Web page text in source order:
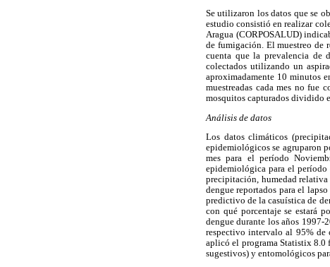
Se utilizaron los datos que se
estudio consistió en realizar
Aragua (CORPOSALUD)
de fumigación. El muestreo de
cuenta que la prevalencia de
colectados utilizando un
aproximadamente 10 minutos
muestreadas cada mes no fue
mosquitos capturados dividido
Análisis de datos
Los datos climáticos
epidemiológicos se agruparon
mes para el período
epidemiológica para el período
precipitación, humedad
dengue reportados para el
predictivo de la casuística de
con qué porcentaje se estará
dengue durante los años
respectivo intervalo al 95% de
aplicó el programa Statistix 8.0
sugestivos) y entomológicos